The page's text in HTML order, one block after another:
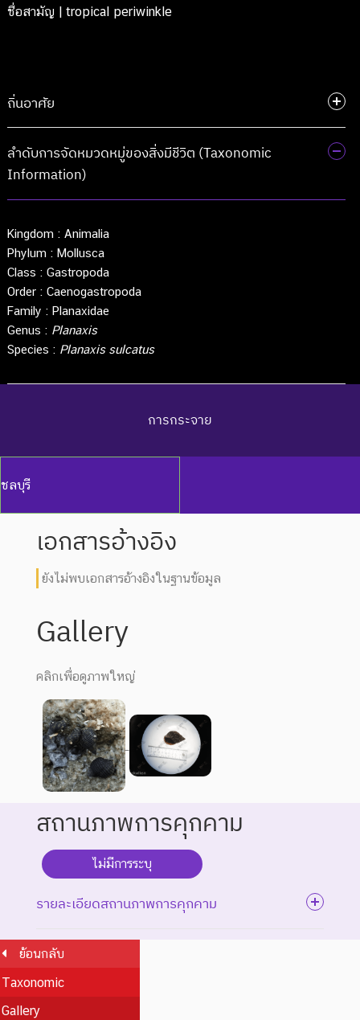
ชื่อสามัญ | tropical periwinkle
ถิ่นอาศัย
ลำดับการจัดหมวดหมู่ของสิ่งมีชีวิต (Taxonomic
Information)
Kingdom : Animalia
Phylum : Mollusca
Class :Gastropoda
Order : Caenogastropoda
Family :Planaxidae
Genus : Planaxis
Species : Planaxis sulcatus
การกระจาย
ชลบุรี
เอกสารอ้างอิง
ยังไม่พบเอกสารอ้างอิงในฐานข้อมูล
Gallery
คลิกเพื่อดูภาพใหญ่
สถานภาพการคุกคาม
ไม่มีการระบุ
รายละเอียดสถานภาพการคุกคาม
ย้อนกลับ
Taxonomic
Gallery